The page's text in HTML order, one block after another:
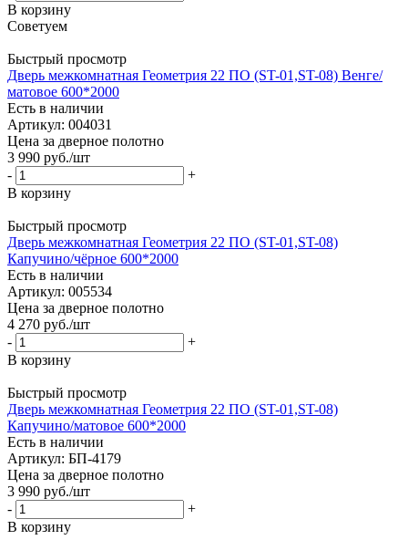
В корзину
Советуем
Быстрый просмотр
Дверь межкомнатная Геометрия 22 ПО (ST-01,ST-08) Венге/
матовое 600*2000
Есть в наличии
Артикул: 004031
Цена за дверное полотно
3 990 руб./шт
-
+
В корзину
Быстрый просмотр
Дверь межкомнатная Геометрия 22 ПО (ST-01,ST-08)
Капучино/чёрное 600*2000
Есть в наличии
Артикул: 005534
Цена за дверное полотно
4 270 руб./шт
-
+
В корзину
Быстрый просмотр
Дверь межкомнатная Геометрия 22 ПО (ST-01,ST-08)
Капучино/матовое 600*2000
Есть в наличии
Артикул: БП-4179
Цена за дверное полотно
3 990 руб./шт
-
+
В корзину